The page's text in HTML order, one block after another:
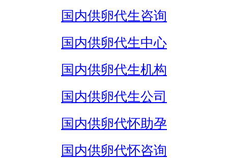
国内供卵代生咨询
国内供卵代生中心
国内供卵代生机构
国内供卵代生公司
国内供卵代怀助孕
国内供卵代怀咨询